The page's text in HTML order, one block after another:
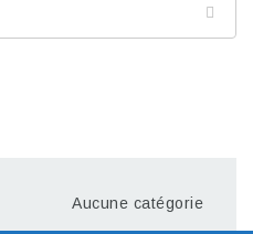
Aucune catégorie